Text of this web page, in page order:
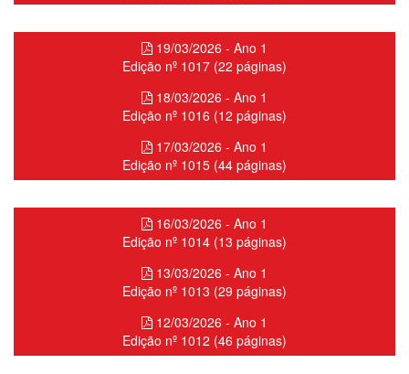
19/03/2026 - Ano 1
Edição nº 1017 (22 páginas)
18/03/2026 - Ano 1
Edição nº 1016 (12 páginas)
17/03/2026 - Ano 1
Edição nº 1015 (44 páginas)
16/03/2026 - Ano 1
Edição nº 1014 (13 páginas)
13/03/2026 - Ano 1
Edição nº 1013 (29 páginas)
12/03/2026 - Ano 1
Edição nº 1012 (46 páginas)